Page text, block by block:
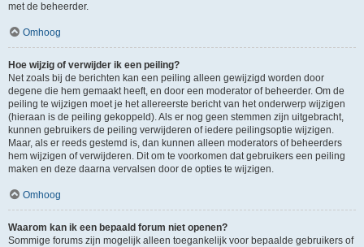
met de beheerder.
Omhoog
Hoe wijzig of verwijder ik een peiling?
Net zoals bij de berichten kan een peiling alleen gewijzigd worden door
degene die hem gemaakt heeft, en door een moderator of beheerder. Om de
peiling te wijzigen moet je het allereerste bericht van het onderwerp wijzigen
(hieraan is de peiling gekoppeld). Als er nog geen stemmen zijn uitgebracht,
kunnen gebruikers de peiling verwijderen of iedere peilingsoptie wijzigen.
Maar, als er reeds gestemd is, dan kunnen alleen moderators of beheerders
hem wijzigen of verwijderen. Dit om te voorkomen dat gebruikers een peiling
maken en deze daarna vervalsen door de opties te wijzigen.
Omhoog
Waarom kan ik een bepaald forum niet openen?
Sommige forums zijn mogelijk alleen toegankelijk voor bepaalde gebruikers of